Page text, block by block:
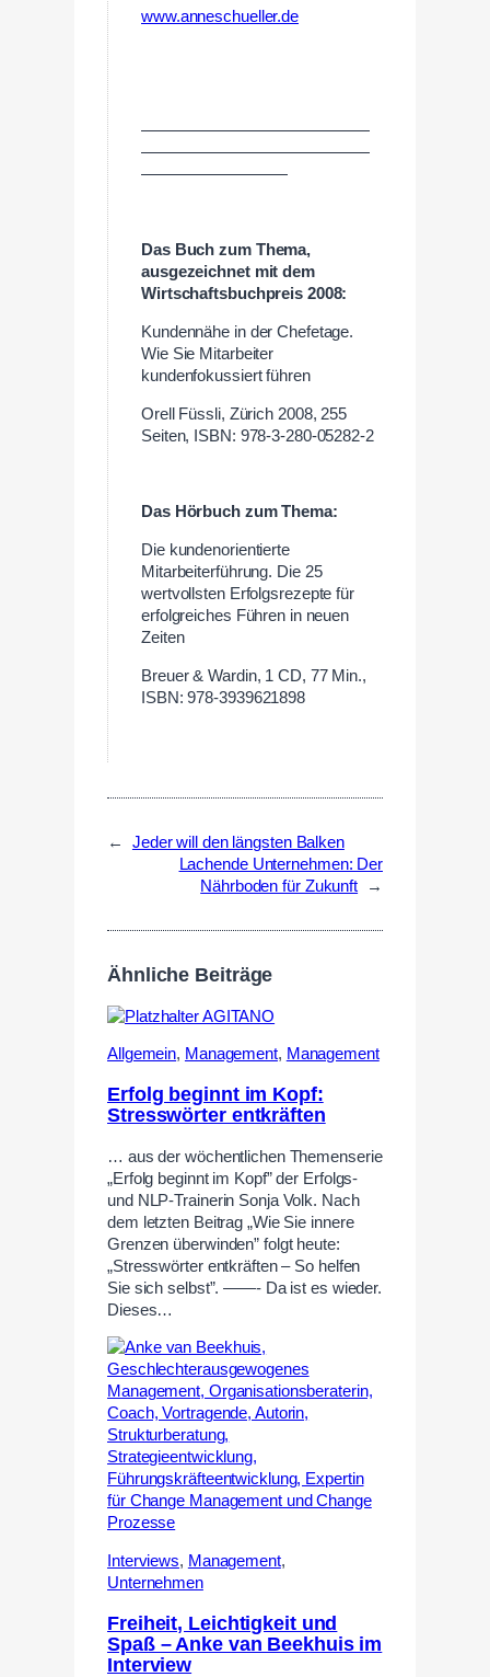
www.anneschueller.de
——————————————
——————————————
—————————
Das Buch zum Thema,
ausgezeichnet mit dem
Wirtschaftsbuchpreis 2008:
Kundennähe in der Chefetage.
Wie Sie Mitarbeiter
kundenfokussiert führen
Orell Füssli, Zürich 2008, 255
Seiten, ISBN: 978-3-280-05282-2
Das Hörbuch zum Thema:
Die kundenorientierte
Mitarbeiterführung. Die 25
wertvollsten Erfolgsrezepte für
erfolgreiches Führen in neuen
Zeiten
Breuer & Wardin, 1 CD, 77 Min.,
ISBN: 978-3939621898
←
Jeder will den längsten Balken
Lachende Unternehmen: Der
Nährboden für Zukunft
→
Ähnliche Beiträge
Allgemein, Management, Management
Erfolg beginnt im Kopf:
Stresswörter entkräften
… aus der wöchentlichen Themenserie
„Erfolg beginnt im Kopf” der Erfolgs-
und NLP-Trainerin Sonja Volk. Nach
dem letzten Beitrag „Wie Sie innere
Grenzen überwinden” folgt heute:
„Stresswörter entkräften – So helfen
Sie sich selbst”. ——- Da ist es wieder.
Dieses…
Interviews, Management,
Unternehmen
Freiheit, Leichtigkeit und
Spaß – Anke van Beekhuis im
Interview